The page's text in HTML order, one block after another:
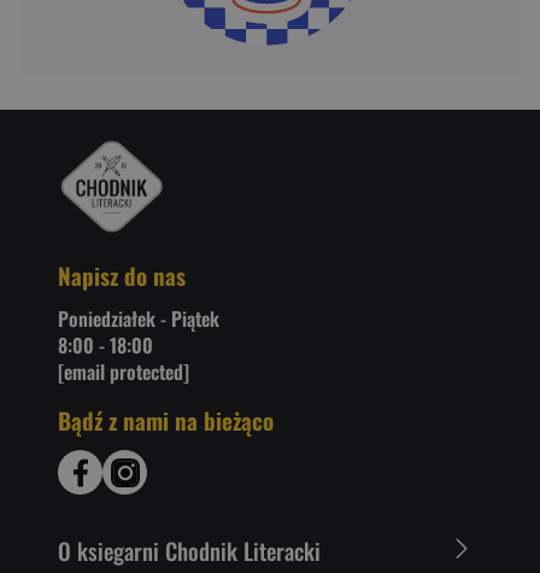
Napisz do nas
Poniedziałek - Piątek
8:00 - 18:00
[email protected]
Bądź z nami na bieżąco
O ksiegarni Chodnik Literacki